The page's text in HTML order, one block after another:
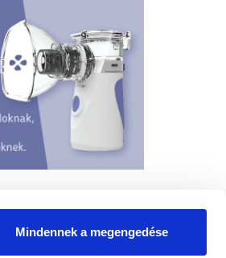
Mindennek a megengedése